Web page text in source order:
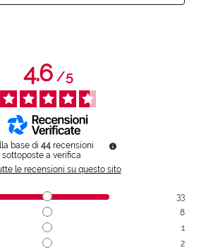
4.6/5
base di 44 recensioni
sottoposte a verifica
le recensioni su questo sito
33
8
1
2